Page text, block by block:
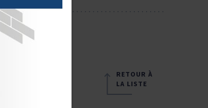
RETOUR À
LA LISTE